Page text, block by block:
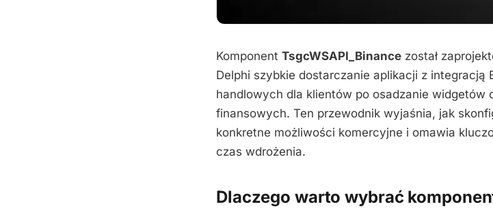
Komponent TsgcWSAPI_Binance został
Delphi szybkie dostarczanie aplikacji z integracją
handlowych dla klientów po osadzanie widgetów
finansowych. Ten przewodnik wyjaśnia, jak
konkretne możliwości komercyjne i omawia
czas wdrożenia.
Dlaczego warto wybrać